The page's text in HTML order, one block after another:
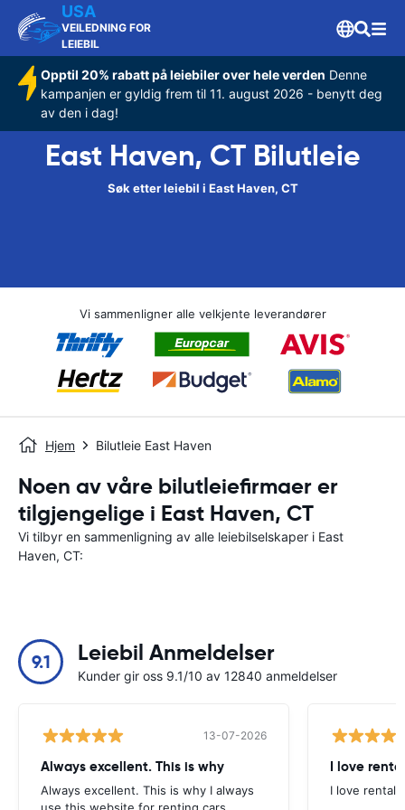
USA
VEILEDNING FOR
LEIEBIL
Opptil 20% rabatt på leiebiler over hele verden Denne
kampanjen er gyldig frem til 11. august 2026 - benytt deg
av den i dag!
East Haven, CT Bilutleie
Søk etter leiebil i East Haven, CT
Vi sammenligner alle velkjente leverandører
Hjem Bilutleie East Haven
Noen av våre bilutleiefirmaer er
tilgjengelige i East Haven, CT
Vi tilbyr en sammenligning av alle leiebilselskaper i East
Haven, CT:
9.1 Leiebil Anmeldelser
Kunder gir oss 9.1/10 av 12840 anmeldelser
13-07-2026
Always excellent. This is why
Always excellent. This is why I always
I love
I love rental